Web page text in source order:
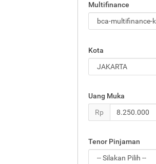
Multifinance
Kota
Uang Muka
Rp
Tenor Pinjaman